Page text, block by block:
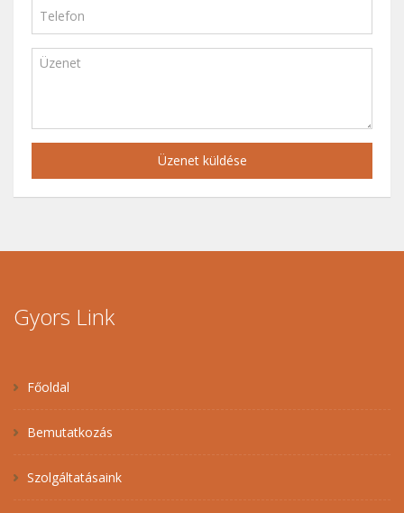
Üzenet küldése
Gyors Link
Főoldal
Bemutatkozás
Szolgáltatásaink